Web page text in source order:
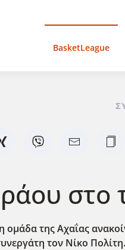
BasketLeague
στο
της Αχαΐας
τον Νίκο Πολίτη.